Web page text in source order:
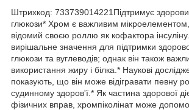
Штрихкод: 733739014221Підтримує
глюкози* Хром є важливим
відомий своєю роллю як кофактора
вирішальне значення для підтримки
глюкози та вуглеводів; однак він також
використання жиру і білка.* Наукові
показують, що він може відігравати певну
судинному здоров'ї.* Як частина здорової
фізичних вправ, хромпіколінат може